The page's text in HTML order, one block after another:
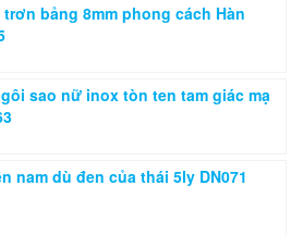
bảng 8mm phong cách Hàn
sao nữ inox tòn ten tam giác mạ
nam dù đen của thái 5ly DN071